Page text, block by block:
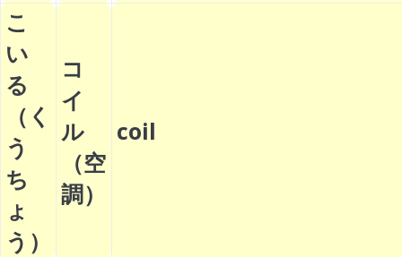
こ
い
る
（く
う
ち
ょ
う）
コ
イ
ル
（空
調）
coil